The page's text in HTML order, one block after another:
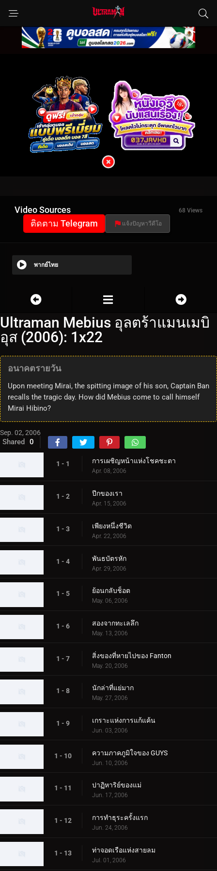
Video Sources 68 Views
ติดตาม Telegram แจ้งปัญหาวีดีโอ
พากย์ไทย
Ultraman Mebius อุลตร้าแมนเมบิ
อุส (2006): 1x22
อนาคตรายวัน
Upon meeting Mirai, the spitting image of his son, Captain Ban
recalls the tragic day. How did Mebius come to call himself
Mirai Hibino?
Sep. 02, 2006
Shared 0
1 - 1 การเผชิญหน้าแห่งโชคชะตา
Apr. 08, 2006
1 - 2 ปีกของเรา
Apr. 15, 2006
1 - 3 เพียงหนึ่งชีวิต
Apr. 22, 2006
1 - 4 พันธบัตรหัก
Apr. 29, 2006
1 - 5 ย้อนกลับช็อต
May. 06, 2006
1 - 6 สองจากทะเลลึก
May. 13, 2006
1 - 7 สิ่งของที่หายไปของ Fanton
May. 20, 2006
1 - 8 นักล่าที่แย่มาก
May. 27, 2006
1 - 9 เกราะแห่งการแก้แค้น
Jun. 03, 2006
1 - 10 ความภาคภูมิใจของ GUYS
Jun. 10, 2006
1 - 11 ปาฏิหาริย์ของแม่
Jun. 17, 2006
1 - 12 การทำธุระครั้งแรก
Jun. 24, 2006
1 - 13 ท่าจอดเรือแห่งสายลม
Jul. 01, 2006